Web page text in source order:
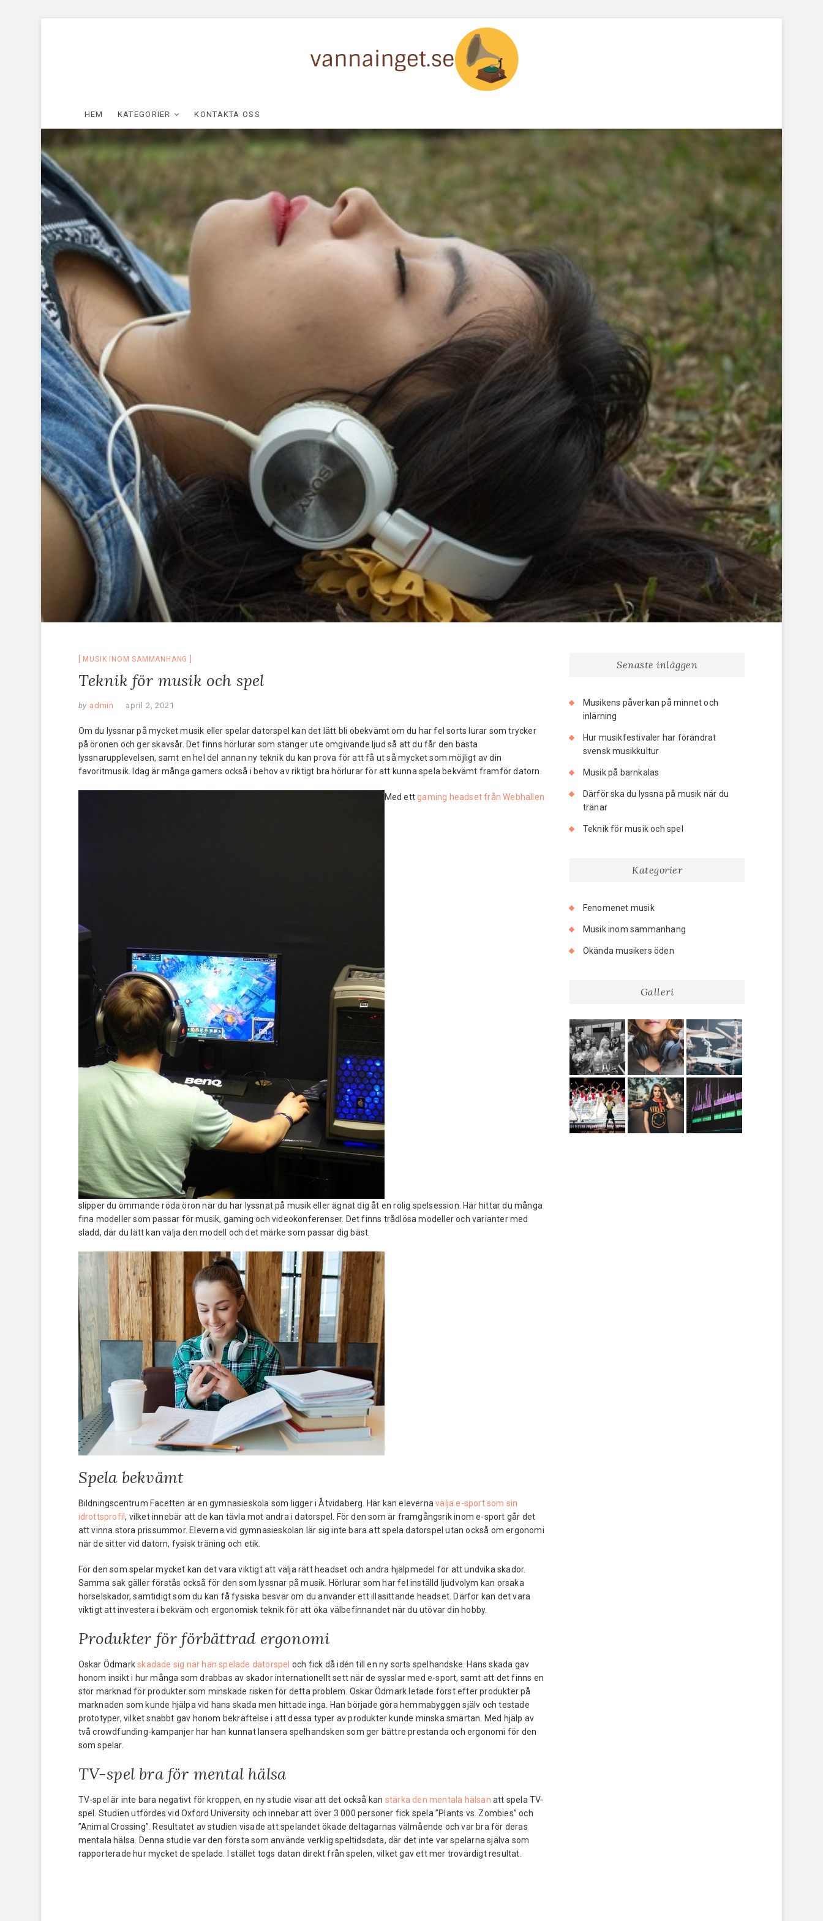
HEM KATEGORIER KONTAKTA OSS
MUSIK INOM SAMMANHANG
Teknik för musik och spel
by admin april 2, 2021
Om du lyssnar på mycket musik eller spelar datorspel kan det lätt bli obekvämt om du har fel sorts lurar som trycker
på öronen och ger skavsår. Det finns hörlurar som stänger ute omgivande ljud så att du får den bästa
lyssnarupplevelsen, samt en hel del annan ny teknik du kan prova för att få ut så mycket som möjligt av din
favoritmusik. Idag är många gamers också i behov av riktigt bra hörlurar för att kunna spela bekvämt framför datorn.
Med ettgaming headset från Webhallen
slipper du ömmande röda öron när du har lyssnat på musik eller ägnat dig åt en rolig spelsession. Här hittar du många
fina modeller som passar för musik, gaming och videokonferenser. Det finns trådlösa modeller och varianter med
sladd, där du lätt kan välja den modell och det märke som passar dig bäst.
Spela bekvämt
Bildningscentrum Facetten är en gymnasieskola som ligger i Åtvidaberg. Här kan elevernavälja e-sport som sin
idrottsprofil, vilket innebär att de kan tävla mot andra i datorspel. För den som är framgångsrik inom e-sport går det
att vinna stora prissummor. Eleverna vid gymnasieskolan lär sig inte bara att spela datorspel utan också om ergonomi
när de sitter vid datorn, fysisk träning och etik.
För den som spelar mycket kan det vara viktigt att välja rätt headset och andra hjälpmedel för att undvika skador.
Samma sak gäller förstås också för den som lyssnar på musik. Hörlurar som har fel inställd ljudvolym kan orsaka
hörselskador, samtidigt som du kan få fysiska besvär om du använder ett illasittande headset. Därför kan det vara
viktigt att investera i bekväm och ergonomisk teknik för att öka välbefinnandet när du utövar din hobby.
Produkter för förbättrad ergonomi
Oskar Ödmarkskadade sig när han spelade datorspel och fick då idén till en ny sorts spelhandske. Hans skada gav
honom insikt i hur många som drabbas av skador internationellt sett när de sysslar med e-sport, samt att det finns en
stor marknad för produkter som minskade risken för detta problem. Oskar Ödmark letade först efter produkter på
marknaden som kunde hjälpa vid hans skada men hittade inga. Han började göra hemmabyggen själv och testade
prototyper, vilket snabbt gav honom bekräftelse i att dessa typer av produkter kunde minska smärtan. Med hjälp av
två crowdfunding-kampanjer har han kunnat lansera spelhandsken som ger bättre prestanda och ergonomi för den
som spelar.
TV-spel bra för mental hälsa
TV-spel är inte bara negativt för kroppen, en ny studie visar att det också kan stärka den mentala hälsan att spela TV-
spel. Studien utfördes vid Oxford University och innebar att över 3 000 personer fick spela ”Plants vs. Zombies” och
”Animal Crossing”. Resultatet av studien visade att spelandet ökade deltagarnas välmående och var bra för deras
mentala hälsa. Denna studie var den första som använde verklig speltidsdata, där det inte var spelarna själva som
rapporterade hur mycket de spelade. I stället togs datan direkt från spelen, vilket gav ett mer trovärdigt resultat.
Senaste inläggen
Musikens påverkan på minnet och
inlärning
Hur musikfestivaler har förändrat
svensk musikkultur
Musik på barnkalas
Därför ska du lyssna på musik när du
tränar
Teknik för musik och spel
Kategorier
Fenomenet musik
Musik inom sammanhang
Ökända musikers öden
Galleri